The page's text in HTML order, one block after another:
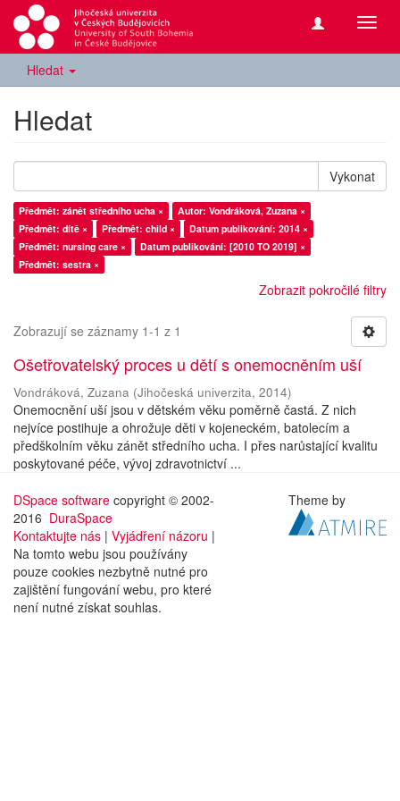
Hledat
Hledat
Vykonat
Předmět: zánět středního ucha ×
Autor: Vondráková, Zuzana ×
Předmět: dítě ×
Předmět: child ×
Datum publikování: 2014 ×
Předmět: nursing care ×
Datum publikování: [2010 TO 2019] ×
Předmět: sestra ×
Zobrazit pokročilé filtry
Zobrazují se záznamy 1-1 z 1
Ošetřovatelský proces u dětí s onemocněním uší
Vondráková, Zuzana (Jihočeská univerzita, 2014)
Onemocnění uší jsou v dětském věku poměrně častá. Z nich
nejvíce postihuje a ohrožuje děti v kojeneckém, batolecím a
předškolním věku zánět středního ucha. I přes narůstající kvalitu
poskytované péče, vývoj zdravotnictví ...
DSpace software copyright © 2002-
2016 DuraSpace
Kontaktujte nás | Vyjádření názoru |
Na tomto webu jsou používány
pouze cookies nezbytně nutné pro
zajištění fungování webu, pro které
není nutné získat souhlas.
Theme by